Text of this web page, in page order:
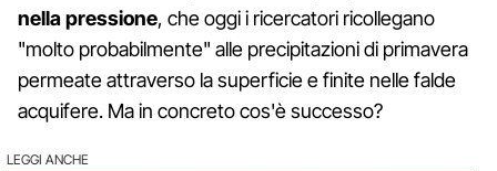
nella pressione, che oggi i ricercatori ricollegano
"molto probabilmente" alle precipitazioni di primavera
permeate attraverso la superficie e finite nelle falde
acquifere. Ma in concreto cos'è successo?
LEGGI ANCHE